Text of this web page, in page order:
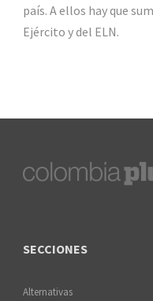
país. A ellos hay que
Ejército y del ELN.
SECCIONES
Alternativas